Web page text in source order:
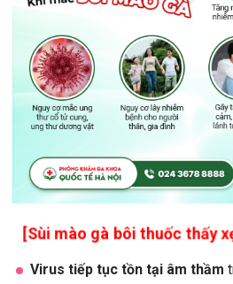
[Sùi mào gà bôi thuốc thấy
Virus tiếp tục tồn tại âm thầm